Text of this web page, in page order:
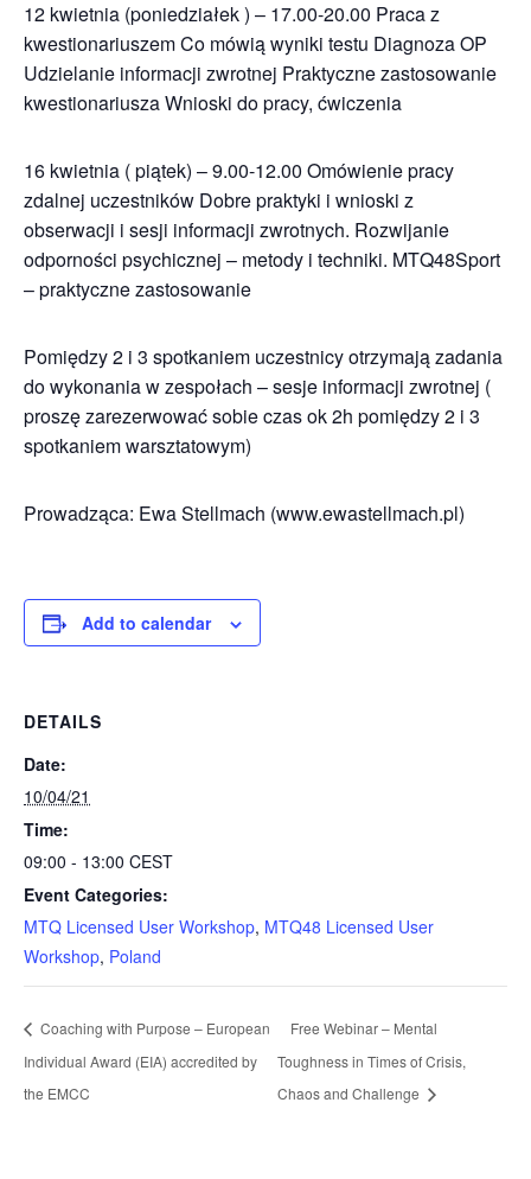
12 kwietnia (poniedziałek ) – 17.00-20.00 Praca z
kwestionariuszem Co mówią wyniki testu Diagnoza OP
Udzielanie informacji zwrotnej Praktyczne zastosowanie
kwestionariusza Wnioski do pracy, ćwiczenia
16 kwietnia ( piątek) – 9.00-12.00 Omówienie pracy
zdalnej uczestników Dobre praktyki i wnioski z
obserwacji i sesji informacji zwrotnych. Rozwijanie
odporności psychicznej – metody i techniki. MTQ48Sport
– praktyczne zastosowanie
Pomiędzy 2 i 3 spotkaniem uczestnicy otrzymają zadania
do wykonania w zespołach – sesje informacji zwrotnej (
proszę zarezerwować sobie czas ok 2h pomiędzy 2 i 3
spotkaniem warsztatowym)
Prowadząca: Ewa Stellmach (www.ewastellmach.pl)
Add to calendar
DETAILS
Date:
10/04/21
Time:
09:00 - 13:00 CEST
Event Categories:
MTQ Licensed User Workshop, MTQ48 Licensed User
Workshop, Poland
Coaching with Purpose – European
Individual Award (EIA) accredited by
the EMCC
Free Webinar – Mental
Toughness in Times of Crisis,
Chaos and Challenge